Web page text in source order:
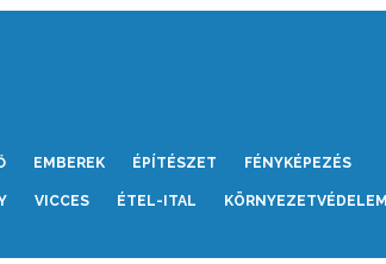
EMBEREK ÉPÍTÉSZET FÉNYKÉPEZÉS
VICCES ÉTEL-ITAL KÖRNYEZETVÉDELEM